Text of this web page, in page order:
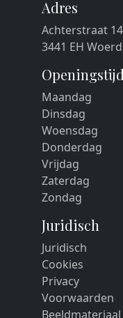
Adres
Achterstraat 14
3441 EH
Maandag
Dinsdag
Woensdag
Donderdag
Vrijdag
Zaterdag
Zondag
Juridisch
Juridisch
Cookies
Privacy
Voorwaarden